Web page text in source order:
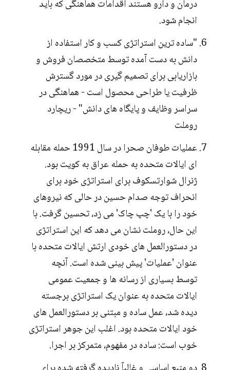
درمان و دارو هستند اقدامات هماهنگی که باید
انجام شود.
"ساده ترین استراتژی کسب و کار استفاده از
دانش به دست آمده توسط متخصصان فروش و
بازاریابی برای تصمیم گیری در مورد گسترش
ظرفیت یا طراحی محصول است - هماهنگی در
سراسر وظایف و پایگاه های دانش" - ریچارد
روملت
عملیات طوفان صحرا در سال 1991 حمله مقابله
ای ایالات متحده به حمله عراق به کویت بود.
ژنرال شوارتسکوف برای استراتژی خود برای
انحراف توجه صدام حسین در حالی که نیروهای
خود را با یک 'چپ چاک' می زد، تحسین گرفت. با
این حال، روملت نشان می دهد که این استراتژی
در دستورالعمل های خودی ارتش ایالات متحده با
عنوان 'عملیات' پیش بینی شده است. آنچه
توسط بسیاری از رسانه ها و جمعیت عمومی
ایالات متحده به عنوان یک استراتژی برجسته
دیده شد، عمل ساده و مبتنی بر دستورالعمل های
خود ایالات متحده بود. اغلب این جوهر استراتژی
خوب است: ساده در مفهوم، متمرکز بر اجرا.